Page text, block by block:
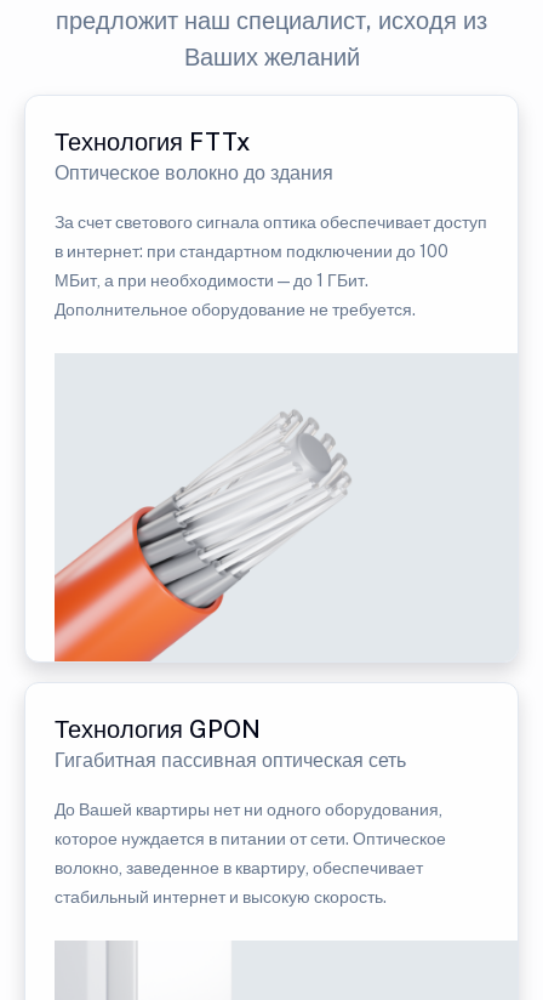
предложит наш специалист, исходя из
Ваших желаний
Технология FTTx
Оптическое волокно до здания
За счет светового сигнала оптика обеспечивает доступ
в интернет: при стандартном подключении до 100
МБит, а при необходимости — до 1 ГБит.
Дополнительное оборудование не требуется.
Технология GPON
Гигабитная пассивная оптическая сеть
До Вашей квартиры нет ни одного оборудования,
которое нуждается в питании от сети. Оптическое
волокно, заведенное в квартиру, обеспечивает
стабильный интернет и высокую скорость.